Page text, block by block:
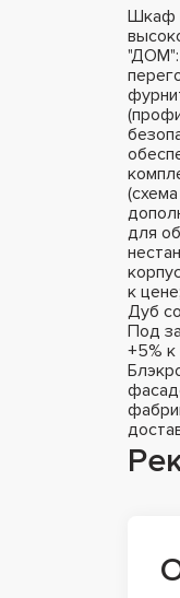
Шкаф
"ДОМ":
для
к
Дуб
Под
+5%